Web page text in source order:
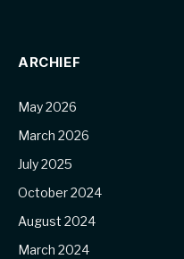
ARCHIEF
May 2026
March 2026
July 2025
October 2024
August 2024
March 2024